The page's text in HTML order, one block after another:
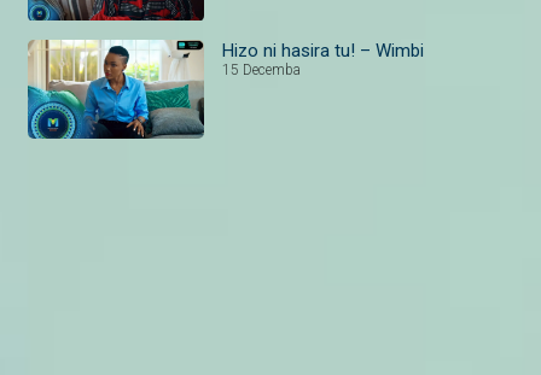
Hizo ni hasira tu! – Wimbi
15 Decemba